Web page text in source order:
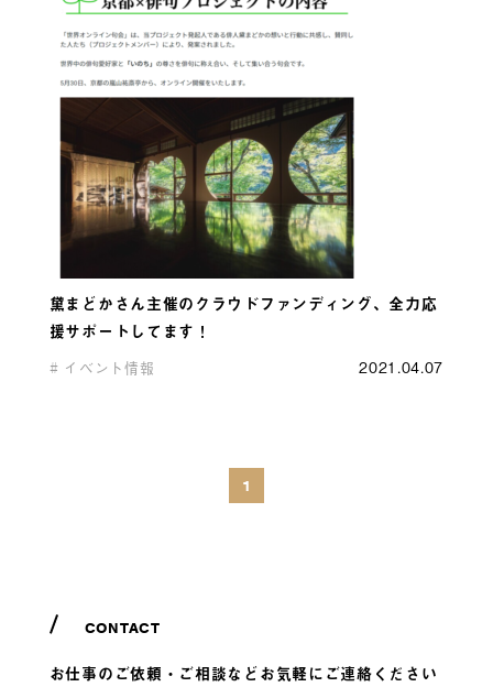
黛まどかさん主催のクラウドファンディング、全力応
援サポートしてます！
イベント情報 2021.04.07
1
CONTACT
お仕事のご依頼・ご相談などお気軽にご連絡ください